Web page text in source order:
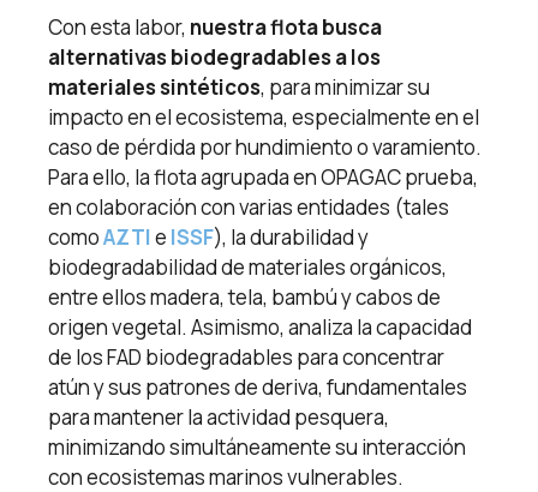
Con esta labor, nuestra flota busca
alternativas biodegradables a los
materiales sintéticos, para minimizar su
impacto en el ecosistema, especialmente en el
caso de pérdida por hundimiento o varamiento.
Para ello, la flota agrupada en OPAGAC prueba,
en colaboración con varias entidades (tales
comoAZTIe ISSF), la durabilidad y
biodegradabilidad de materiales orgánicos,
entre ellos madera, tela, bambú y cabos de
origen vegetal. Asimismo, analiza la capacidad
de los FAD biodegradables para concentrar
atún y sus patrones de deriva, fundamentales
para mantener la actividad pesquera,
minimizando simultáneamente su interacción
con ecosistemas marinos vulnerables.